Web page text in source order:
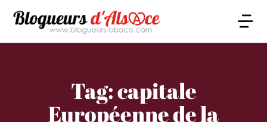
Tag: capitale
Européenne de la